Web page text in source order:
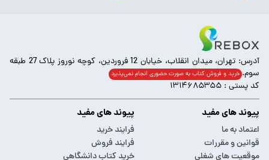
آدرس: تهران، میدان انقلاب، خیابان 12 فروردین، کوچه نوروز پلاک 27 طبقه
سوم. خرید و فروش کتاب به صورت حضوری انجام‌ نمی‌پذیرد
کد پستی : ۱۳۱۴۶۸۵۳۵۵
پیوند های مفید
اعتماد به ما
قوانین و مقررات
موقعیت های شغلی
پیوند های مفید
فرایند خرید
فرایند فروش
خرید کتاب دانشگاهی